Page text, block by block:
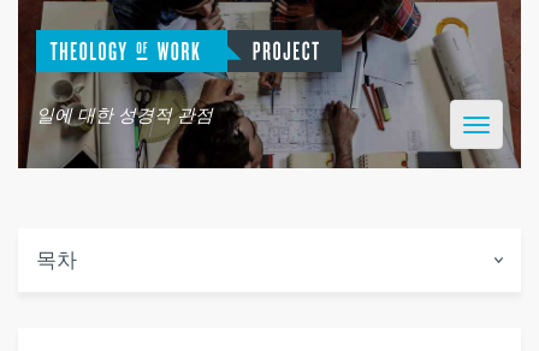
일에 대한 성경적 관점
Toggle
목차